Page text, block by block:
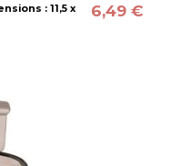
: 11,5 x
6,49 €